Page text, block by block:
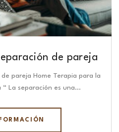
de pareja
pareja Home Terapia para la
“ La separación es una…